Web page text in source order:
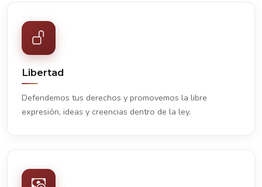
Libertad
Defendemos tus derechos y promovemos la libre
expresión, ideas y creencias dentro de la ley.